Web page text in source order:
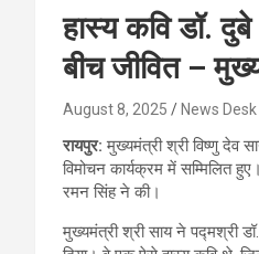
हास्य कवि डॉ.
बीच जीवित –
August 8, 2025 News Desk
रायपुर:मुख्यमंत्री श्री विष्णु देव
विमोचन कार्यक्रम में सम्मिलित
रमन सिंह ने की।
मुख्यमंत्री श्री साय ने पद्मश्री